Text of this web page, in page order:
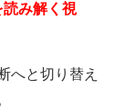
読み解く視
へと切り替え